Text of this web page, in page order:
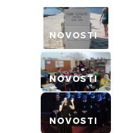
NOVOSTI
NOVOSTI
NOVOSTI